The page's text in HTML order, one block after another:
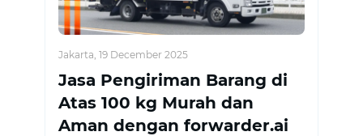
Jakarta, 19 December 2025
Jasa Pengiriman Barang di
Atas 100 kg Murah dan
Aman dengan forwarder.ai